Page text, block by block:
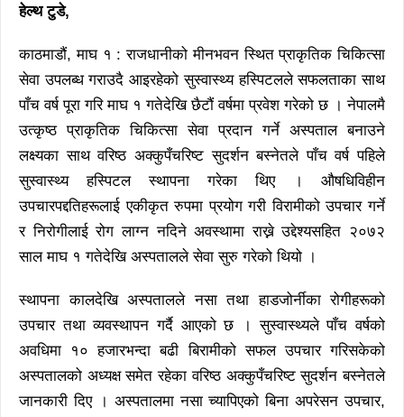
हेल्थ टुडे,
काठमाडौं, माघ १ : राजधानीको मीनभवन स्थित प्राकृतिक चिकित्सा
सेवा उपलब्ध गराउदै आइरहेको सुस्वास्थ्य हस्पिटलले सफलताका साथ
पाँच वर्ष पूरा गरि माघ १ गतेदेखि छैटौं वर्षमा प्रवेश गरेको छ । नेपालमै
उत्कृष्ठ प्राकृतिक चिकित्सा सेवा प्रदान गर्ने अस्पताल बनाउने
लक्ष्यका साथ वरिष्ठ अक्कुपँचरिष्ट सुदर्शन बस्नेतले पाँच वर्ष पहिले
सुस्वास्थ्य हस्पिटल स्थापना गरेका थिए । औषधिविहीन
उपचारपद्दतिहरूलाई एकीकृत रुपमा प्रयोग गरी विरामीको उपचार गर्ने
र निरोगीलाई रोग लाग्न नदिने अवस्थामा राख्ने उद्देश्यसहित २०७२
साल माघ १ गतेदेखि अस्पतालले सेवा सुरु गरेको थियो ।
स्थापना कालदेखि अस्पतालले नसा तथा हाडजोर्नीका रोगीहरूको
उपचार तथा व्यवस्थापन गर्दै आएको छ । सुस्वास्थ्यले पाँच वर्षको
अवधिमा १० हजारभन्दा बढी बिरामीको सफल उपचार गरिसकेको
अस्पतालको अध्यक्ष समेत रहेका वरिष्ठ अक्कुपँचरिष्ट सुदर्शन बस्नेतले
जानकारी दिए । अस्पतालमा नसा च्यापिएको बिना अपरेसन उपचार,